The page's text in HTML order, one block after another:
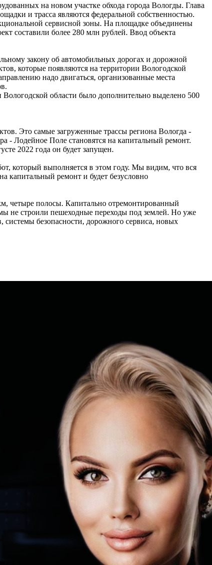
на новом участке обхода города Вологды. Глава
и трасса являются федеральной собственностью.
сервисной зоны. На площадке объединены
составили более 280 млн рублей. Ввод объекта
закону об автомобильных дорогах и дорожной
которые появляются на территории Вологодской
надо двигаться, организованные места
области было дополнительно выделено 500
Это самые загруженные трассы региона Вологда -
- Лодейное Поле становятся на капитальный ремонт.
2022 года он будет запущен.
который выполняется в этом году. Мы видим, что вся
капитальный ремонт и будет безусловно
четыре полосы. Капитально отремонтированный
не строили пешеходные переходы под землей. Но уже
безопасности, дорожного сервиса, новых